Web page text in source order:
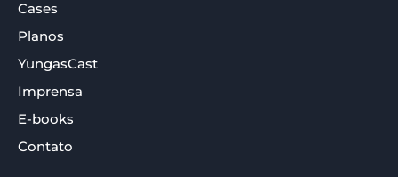
Cases
Planos
YungasCast
Imprensa
E-books
Contato